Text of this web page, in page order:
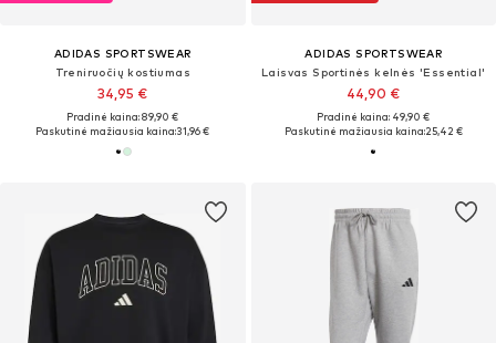
ADIDAS SPORTSWEAR
Treniruočių kostiumas
34,95 €
Pradinė kaina: 89,90 €
Paskutinė mažiausia kaina:31,96 €
ADIDAS SPORTSWEAR
Laisvas Sportinės kelnės 'Essential'
44,90 €
Pradinė kaina: 49,90 €
Paskutinė mažiausia kaina:25,42 €